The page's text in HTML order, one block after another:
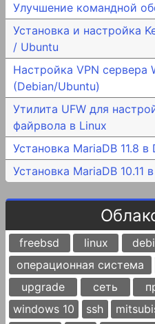
Улучшение командной
Установка и настройка
/ Ubuntu
Настройка VPN сервера
(Debian/Ubuntu)
Утилита UFW для
файрвола в Linux
Установка MariaDB 11.8 в
Установка MariaDB 10.11
freebsd linux
операционная система
upgrade
сеть
windows 10
ssh